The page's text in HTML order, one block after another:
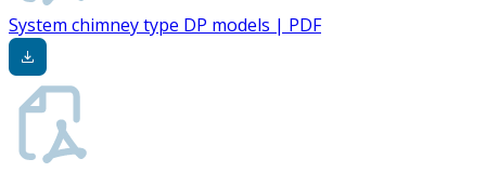
System chimney type DP models | PDF